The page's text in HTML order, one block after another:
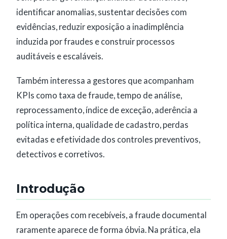
identificar anomalias, sustentar decisões com
evidências, reduzir exposição a inadimplência
induzida por fraudes e construir processos
auditáveis e escaláveis.
Também interessa a gestores que acompanham
KPIs como taxa de fraude, tempo de análise,
reprocessamento, índice de exceção, aderência a
política interna, qualidade de cadastro, perdas
evitadas e efetividade dos controles preventivos,
detectivos e corretivos.
Introdução
Em operações com recebíveis, a fraude documental
raramente aparece de forma óbvia. Na prática, ela